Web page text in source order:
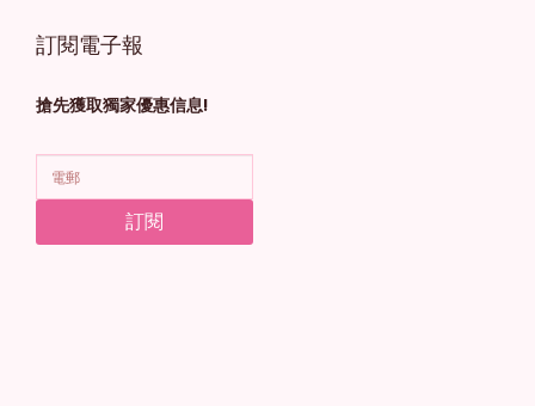
訂閱電子報
搶先獲取獨家優惠信息!
訂閱